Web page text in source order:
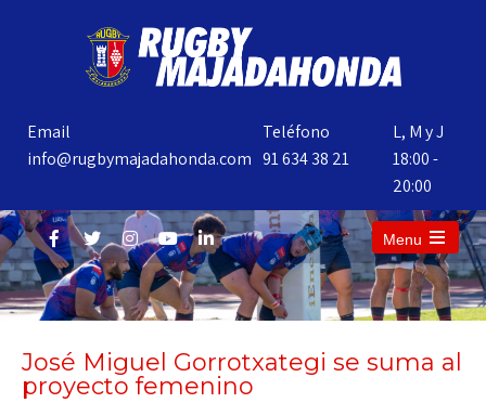
Email
info@rugbymajadahonda.com
Teléfono
91 634 38 21
L, M y J
18:00 -
20:00
Menu
José Miguel Gorrotxategi se suma al
proyecto femenino